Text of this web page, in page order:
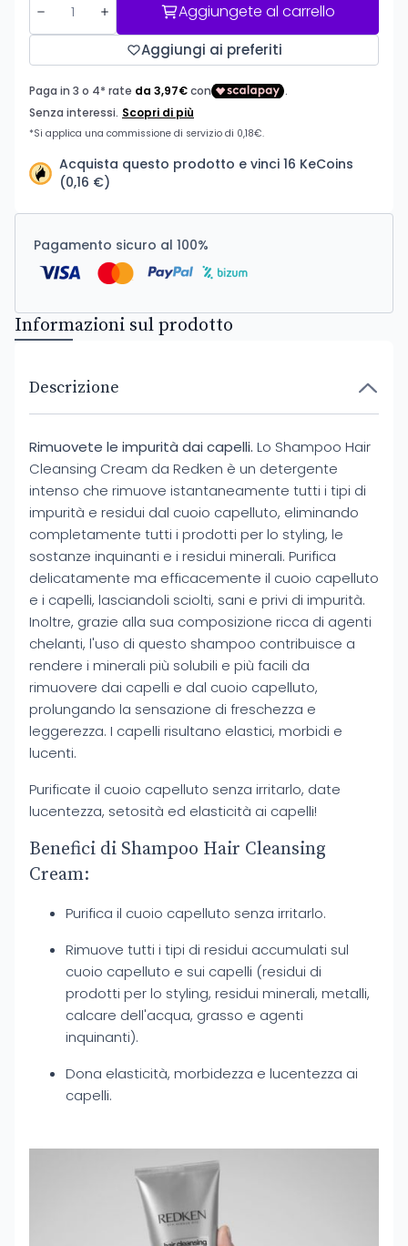
Aggiungete al carrello
Aggiungi ai preferiti
Acquista questo prodotto e vinci 16 KeCoins
(0,16 €)
Pagamento sicuro al 100%
Informazioni sul prodotto
Descrizione
Rimuovete le impurità dai capelli. Lo Shampoo Hair
Cleansing Cream da Redken è un detergente
intenso che rimuove istantaneamente tutti i tipi di
impurità e residui dal cuoio capelluto, eliminando
completamente tutti i prodotti per lo styling, le
sostanze inquinanti e i residui minerali. Purifica
delicatamente ma efficacemente il cuoio capelluto
e i capelli, lasciandoli sciolti, sani e privi di impurità.
Inoltre, grazie alla sua composizione ricca di agenti
chelanti, l'uso di questo shampoo contribuisce a
rendere i minerali più solubili e più facili da
rimuovere dai capelli e dal cuoio capelluto,
prolungando la sensazione di freschezza e
leggerezza. I capelli risultano elastici, morbidi e
lucenti.
Purificate il cuoio capelluto senza irritarlo, date
lucentezza, setosità ed elasticità ai capelli!
Benefici di Shampoo Hair Cleansing
Cream:
Purifica il cuoio capelluto senza irritarlo.
Rimuove tutti i tipi di residui accumulati sul
cuoio capelluto e sui capelli (residui di
prodotti per lo styling, residui minerali, metalli,
calcare dell'acqua, grasso e agenti
inquinanti).
Dona elasticità, morbidezza e lucentezza ai
capelli.